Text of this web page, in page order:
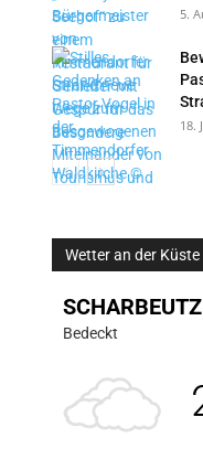
5.
18.
Wetter an der Küste
SCHARBEUTZ
Bedeckt